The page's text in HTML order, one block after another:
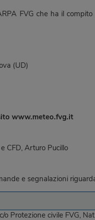
FVG che ha il
(UD)
www.meteo.fvg.it
CFD, Arturo Pucillo
e segnalazioni
o Protezione civile FVG,